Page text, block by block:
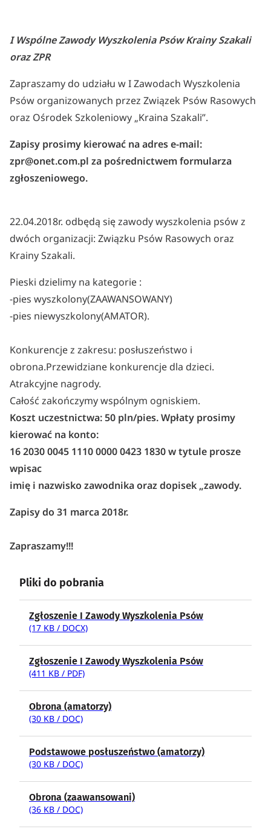
I Wspólne Zawody Wyszkolenia Psów Krainy Szakali
oraz ZPR
Zapraszamy do udziału w I Zawodach Wyszkolenia
Psów organizowanych przez Związek Psów Rasowych
oraz Ośrodek Szkoleniowy „Kraina Szakali”.
Zapisy prosimy kierować na adres e-mail:
zpr@onet.com.pl za pośrednictwem formularza
zgłoszeniowego.
22.04.2018r. odbędą się zawody wyszkolenia psów z
dwóch organizacji: Związku Psów Rasowych oraz
Krainy Szakali.
Pieski dzielimy na kategorie :
-pies wyszkolony(ZAAWANSOWANY)
-pies niewyszkolony(AMATOR).
Konkurencje z zakresu: posłuszeństwo i
obrona.Przewidziane konkurencje dla dzieci.
Atrakcyjne nagrody.
Całość zakończymy wspólnym ogniskiem.
Koszt uczestnictwa: 50 pln/pies. Wpłaty prosimy
kierować na konto:
16 2030 0045 1110 0000 0423 1830 w tytule prosze
wpisac
imię i nazwisko zawodnika oraz dopisek „zawody.
Zapisy do 31 marca 2018r.
Zapraszamy!!!
Pliki do pobrania
Zgłoszenie I Zawody Wyszkolenia Psów
(17 KB / DOCX)
Zgłoszenie I Zawody Wyszkolenia Psów
(411 KB / PDF)
Obrona (amatorzy)
(30 KB / DOC)
Podstawowe posłuszeństwo (amatorzy)
(30 KB / DOC)
Obrona (zaawansowani)
(36 KB / DOC)